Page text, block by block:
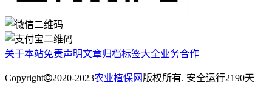
关于本站免责声明文章归档标签大全业务合作
Copyright 2020-2023农业植保网 版权所有. 安全运行2190天